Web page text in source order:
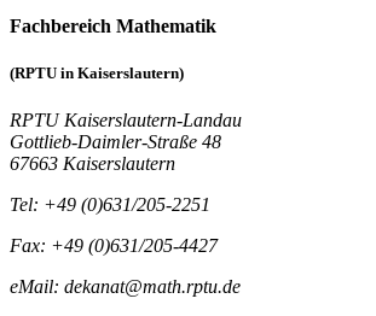
Fachbereich Mathematik
(RPTU in Kaiserslautern)
RPTU Kaiserslautern-Landau
Gottlieb-Daimler-Straße 48
67663 Kaiserslautern
Tel: +49 (0)631/205-2251
Fax: +49 (0)631/205-4427
eMail: dekanat@math.rptu.de